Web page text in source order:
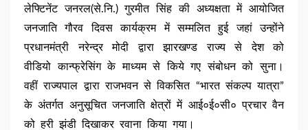
लेफ्टिनेंट जनरल(से.नि.) गुरमीत सिंह की अध्यक्षता में आयोजित
जनजाति गौरव दिवस कार्यक्रम में सम्मलित हुई जहां उन्होंने
प्रधानमंत्री नरेन्द्र मोदी द्वारा झारखण्ड राज्य से देश को
वीडियो कान्फ्रेसिंग के माध्यम से किये गए संबोधन को सुना।
वहीं राज्यपाल द्वारा राजभवन से विकसित “भारत संकल्प यात्रा”
के अंतर्गत अनुसूचित जनजाति क्षेत्रों में आई०ई०सी० प्रचार वैन
को हरी झंडी दिखाकर रवाना किया गया।